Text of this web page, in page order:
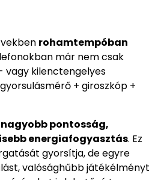
rohamtempóban
már nem csak
vagy kilenctengelyes
+ giroszkóp +
nagyobb pontosság,
energiafogyasztás. Ez
gyorsítja, de egyre
valósághűbb játékélményt